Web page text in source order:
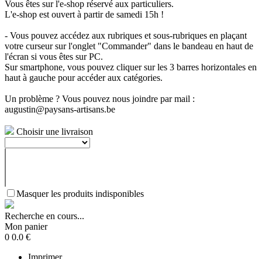
Vous êtes sur l'e-shop réservé aux particuliers.
L'e-shop est ouvert à partir de samedi 15h !
- Vous pouvez accédez aux rubriques et sous-rubriques en plaçant
votre curseur sur l'onglet "Commander" dans le bandeau en haut de
l'écran si vous êtes sur PC.
Sur smartphone, vous pouvez cliquer sur les 3 barres horizontales en
haut à gauche pour accéder aux catégories.
Un problème ? Vous pouvez nous joindre par mail :
augustin@paysans-artisans.be
Choisir une livraison
Masquer les produits indisponibles
Recherche en cours...
Mon panier
0 0.0 €
Imprimer